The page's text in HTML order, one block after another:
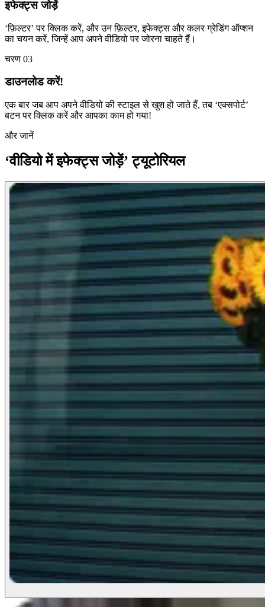
इफेक्ट्स जोड़ें
‘फ़िल्टर’ पर क्लिक करें, और उन फ़िल्टर, इफेक्ट्स और कलर ग्रेडिंग ऑप्शन
का चयन करें, जिन्हें आप अपने वीडियो पर जोरना चाहते हैं।
चरण 03
डाउनलोड करें!
एक बार जब आप अपने वीडियो की स्टाइल से खुश हो जाते हैं, तब ‘एक्सपोर्ट’
बटन पर क्लिक करें और आपका काम हो गया!
और जानें
‘वीडियो में इफेक्ट्स जोड़ें’ ट्यूटोरियल